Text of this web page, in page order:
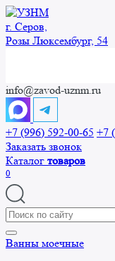
Перейти
к
содержанию
г. Серов,
Розы Люксембург, 54
info@zavod-uznm.ru
+7 (996) 592-00-65 +7
Заказать звонок
Каталог товаров
0
Search
for:
Ванны моечные